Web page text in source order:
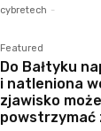
cybretech -
Featured
Do Bałtyku
i natleniona
zjawisko
powstrzymać